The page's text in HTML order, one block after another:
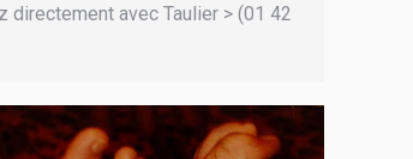
directement avec Taulier > (01 42